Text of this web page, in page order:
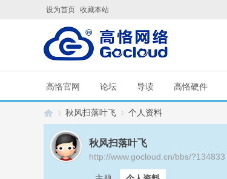
设为首页 收藏本站
高恪官网 论坛 导读 高恪硬件
秋风扫落叶飞 个人资料
秋风扫落叶飞
http://www.gocloud.cn/bbs/?134833